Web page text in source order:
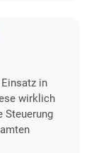
in
wirklich
Steuerung